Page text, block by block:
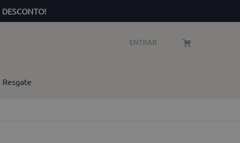
DESCONTO!
ENTRAR
Resgate